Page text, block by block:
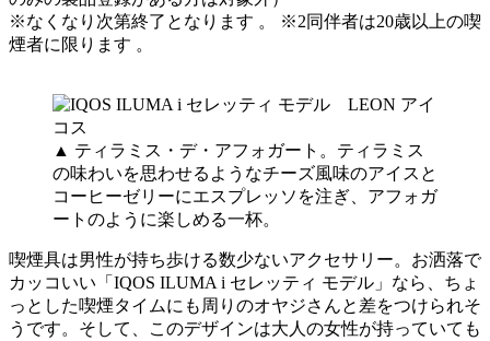
※なくなり次第終了となります 。 ※2同伴者は20歳以上の喫
煙者に限ります 。
▲ ティラミス・デ・アフォガート。ティラミス
の味わいを思わせるようなチーズ風味のアイスと
コーヒーゼリーにエスプレッソを注ぎ、アフォガ
ートのように楽しめる一杯。
喫煙具は男性が持ち歩ける数少ないアクセサリー。お洒落で
カッコいい「IQOS ILUMA i セレッティ モデル」なら、ちょ
っとした喫煙タイムにも周りのオヤジさんと差をつけられそ
うです。そして、このデザインは大人の女性が持っていても